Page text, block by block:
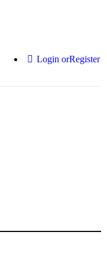
Login orRegister